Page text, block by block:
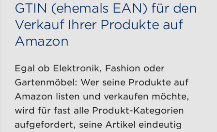
GTIN (ehemals EAN) für den
Verkauf Ihrer Produkte auf
Amazon
Egal ob Elektronik, Fashion oder
Gartenmöbel: Wer seine Produkte auf
Amazon listen und verkaufen möchte,
wird für fast alle Produkt-Kategorien
aufgefordert, seine Artikel eindeutig